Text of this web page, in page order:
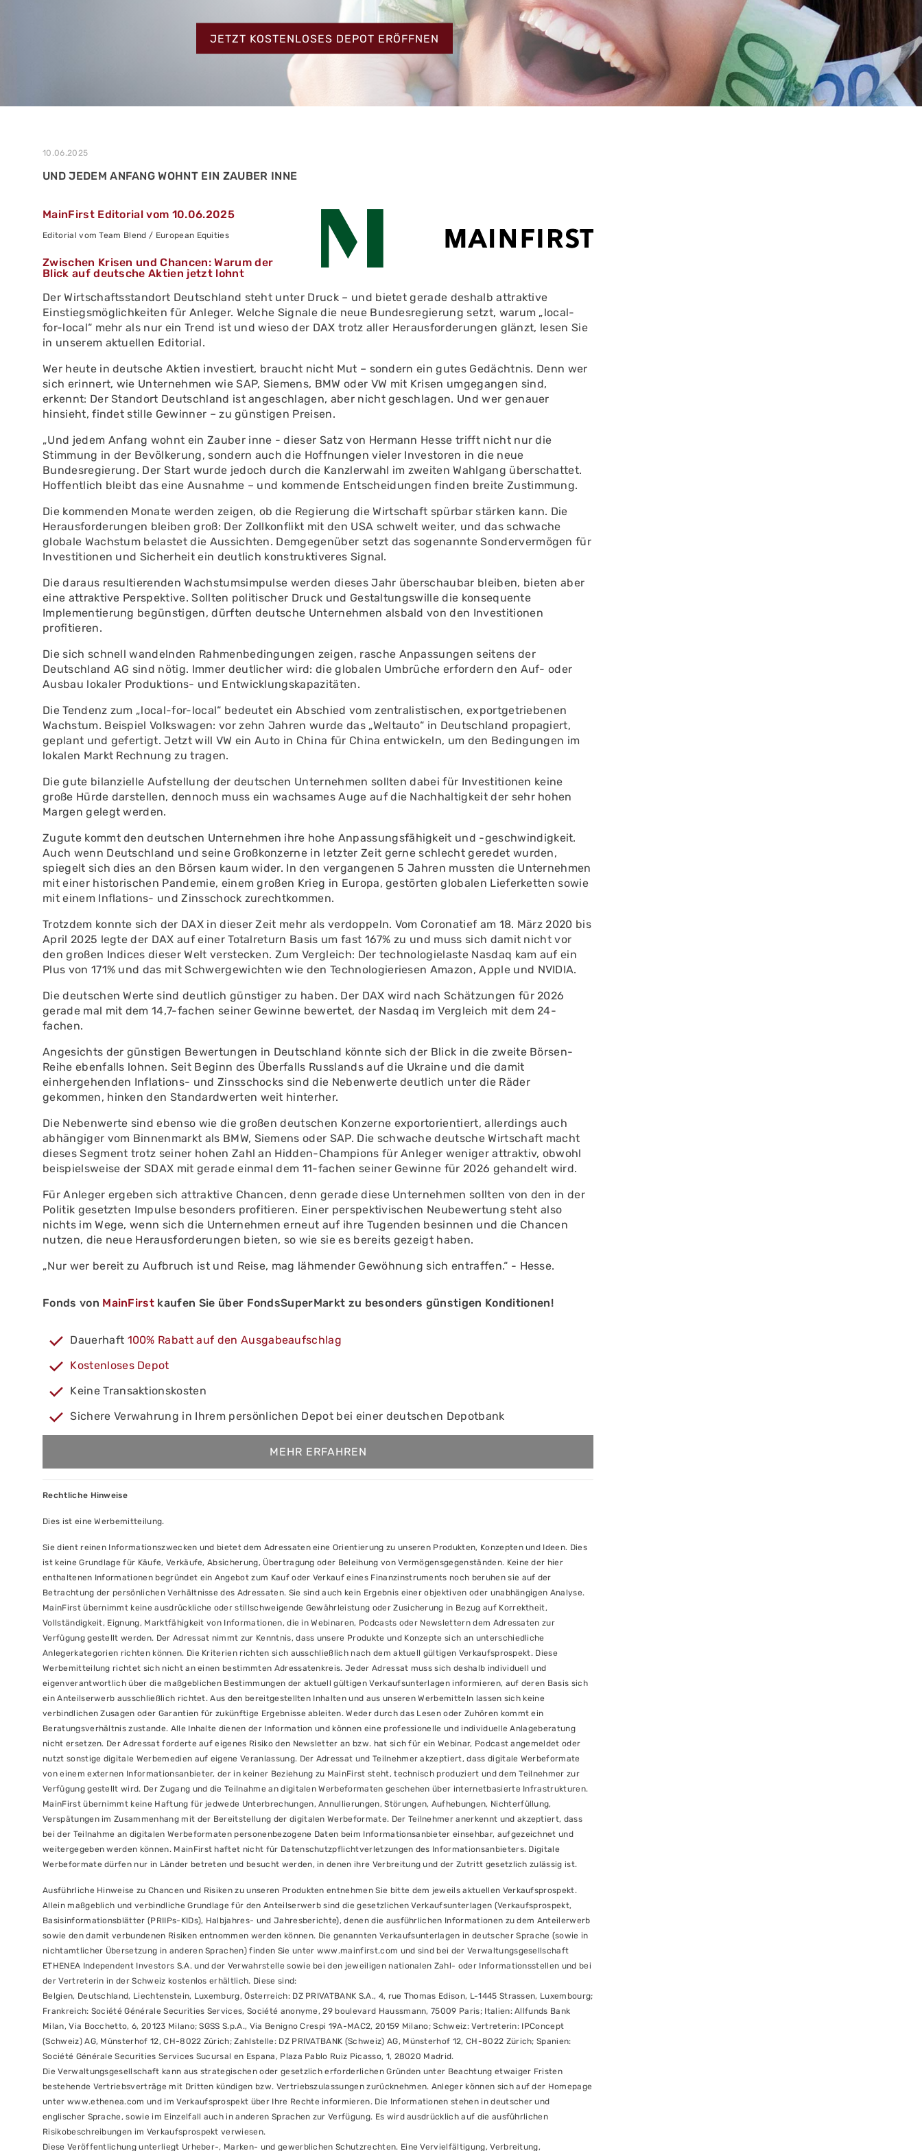
JETZT KOSTENLOSES DEPOT ERÖFFNEN
MEHR ERFAHREN
ZUM TESTBERICHT
MEHR ERFAHREN
10.06.2025
UND JEDEM ANFANG WOHNT EIN ZAUBER INNE
MainFirst Editorial vom 10.06.2025
Editorial vom Team Blend / European Equities
Zwischen Krisen und Chancen: Warum der
Blick auf deutsche Aktien jetzt lohnt
Der Wirtschaftsstandort Deutschland steht unter Druck – und bietet gerade deshalb attraktive
Einstiegsmöglichkeiten für Anleger. Welche Signale die neue Bundesregierung setzt, warum „local-
for-local“ mehr als nur ein Trend ist und wieso der DAX trotz aller Herausforderungen glänzt, lesen Sie
in unserem aktuellen Editorial.
Wer heute in deutsche Aktien investiert, braucht nicht Mut – sondern ein gutes Gedächtnis. Denn wer
sich erinnert, wie Unternehmen wie SAP, Siemens, BMW oder VW mit Krisen umgegangen sind,
erkennt: Der Standort Deutschland ist angeschlagen, aber nicht geschlagen. Und wer genauer
hinsieht, findet stille Gewinner – zu günstigen Preisen.
„Und jedem Anfang wohnt ein Zauber inne - dieser Satz von Hermann Hesse trifft nicht nur die
Stimmung in der Bevölkerung, sondern auch die Hoffnungen vieler Investoren in die neue
Bundesregierung. Der Start wurde jedoch durch die Kanzlerwahl im zweiten Wahlgang überschattet.
Hoffentlich bleibt das eine Ausnahme – und kommende Entscheidungen finden breite Zustimmung.
Die kommenden Monate werden zeigen, ob die Regierung die Wirtschaft spürbar stärken kann. Die
Herausforderungen bleiben groß: Der Zollkonflikt mit den USA schwelt weiter, und das schwache
globale Wachstum belastet die Aussichten. Demgegenüber setzt das sogenannte Sondervermögen für
Investitionen und Sicherheit ein deutlich konstruktiveres Signal.
Die daraus resultierenden Wachstumsimpulse werden dieses Jahr überschaubar bleiben, bieten aber
eine attraktive Perspektive. Sollten politischer Druck und Gestaltungswille die konsequente
Implementierung begünstigen, dürften deutsche Unternehmen alsbald von den Investitionen
profitieren.
Die sich schnell wandelnden Rahmenbedingungen zeigen, rasche Anpassungen seitens der
Deutschland AG sind nötig. Immer deutlicher wird: die globalen Umbrüche erfordern den Auf- oder
Ausbau lokaler Produktions- und Entwicklungskapazitäten.
Die Tendenz zum „local-for-local“ bedeutet ein Abschied vom zentralistischen, exportgetriebenen
Wachstum. Beispiel Volkswagen: vor zehn Jahren wurde das „Weltauto“ in Deutschland propagiert,
geplant und gefertigt. Jetzt will VW ein Auto in China für China entwickeln, um den Bedingungen im
lokalen Markt Rechnung zu tragen.
Die gute bilanzielle Aufstellung der deutschen Unternehmen sollten dabei für Investitionen keine
große Hürde darstellen, dennoch muss ein wachsames Auge auf die Nachhaltigkeit der sehr hohen
Margen gelegt werden.
Zugute kommt den deutschen Unternehmen ihre hohe Anpassungsfähigkeit und -geschwindigkeit.
Auch wenn Deutschland und seine Großkonzerne in letzter Zeit gerne schlecht geredet wurden,
spiegelt sich dies an den Börsen kaum wider. In den vergangenen 5 Jahren mussten die Unternehmen
mit einer historischen Pandemie, einem großen Krieg in Europa, gestörten globalen Lieferketten sowie
mit einem Inflations- und Zinsschock zurechtkommen.
Trotzdem konnte sich der DAX in dieser Zeit mehr als verdoppeln. Vom Coronatief am 18. März 2020 bis
April 2025 legte der DAX auf einer Totalreturn Basis um fast 167% zu und muss sich damit nicht vor
den großen Indices dieser Welt verstecken. Zum Vergleich: Der technologielaste Nasdaq kam auf ein
Plus von 171% und das mit Schwergewichten wie den Technologieriesen Amazon, Apple und NVIDIA.
Die deutschen Werte sind deutlich günstiger zu haben. Der DAX wird nach Schätzungen für 2026
gerade mal mit dem 14,7-fachen seiner Gewinne bewertet, der Nasdaq im Vergleich mit dem 24-
fachen.
Angesichts der günstigen Bewertungen in Deutschland könnte sich der Blick in die zweite Börsen-
Reihe ebenfalls lohnen. Seit Beginn des Überfalls Russlands auf die Ukraine und die damit
einhergehenden Inflations- und Zinsschocks sind die Nebenwerte deutlich unter die Räder
gekommen, hinken den Standardwerten weit hinterher.
Die Nebenwerte sind ebenso wie die großen deutschen Konzerne exportorientiert, allerdings auch
abhängiger vom Binnenmarkt als BMW, Siemens oder SAP. Die schwache deutsche Wirtschaft macht
dieses Segment trotz seiner hohen Zahl an Hidden-Champions für Anleger weniger attraktiv, obwohl
beispielsweise der SDAX mit gerade einmal dem 11-fachen seiner Gewinne für 2026 gehandelt wird.
Für Anleger ergeben sich attraktive Chancen, denn gerade diese Unternehmen sollten von den in der
Politik gesetzten Impulse besonders profitieren. Einer perspektivischen Neubewertung steht also
nichts im Wege, wenn sich die Unternehmen erneut auf ihre Tugenden besinnen und die Chancen
nutzen, die neue Herausforderungen bieten, so wie sie es bereits gezeigt haben.
„Nur wer bereit zu Aufbruch ist und Reise, mag lähmender Gewöhnung sich entraffen.“ - Hesse.
Fonds von MainFirst kaufen Sie über FondsSuperMarkt zu besonders günstigen Konditionen!
Dauerhaft 100% Rabatt auf den Ausgabeaufschlag
Kostenloses Depot
Keine Transaktionskosten
Sichere Verwahrung in Ihrem persönlichen Depot bei einer deutschen Depotbank
MEHR ERFAHREN
Rechtliche Hinweise
Dies ist eine Werbemitteilung.
Sie dient reinen Informationszwecken und bietet dem Adressaten eine Orientierung zu unseren Produkten, Konzepten und Ideen. Dies
ist keine Grundlage für Käufe, Verkäufe, Absicherung, Übertragung oder Beleihung von Vermögensgegenständen. Keine der hier
enthaltenen Informationen begründet ein Angebot zum Kauf oder Verkauf eines Finanzinstruments noch beruhen sie auf der
Betrachtung der persönlichen Verhältnisse des Adressaten. Sie sind auch kein Ergebnis einer objektiven oder unabhängigen Analyse.
MainFirst übernimmt keine ausdrückliche oder stillschweigende Gewährleistung oder Zusicherung in Bezug auf Korrektheit,
Vollständigkeit, Eignung, Marktfähigkeit von Informationen, die in Webinaren, Podcasts oder Newslettern dem Adressaten zur
Verfügung gestellt werden. Der Adressat nimmt zur Kenntnis, dass unsere Produkte und Konzepte sich an unterschiedliche
Anlegerkategorien richten können. Die Kriterien richten sich ausschließlich nach dem aktuell gültigen Verkaufsprospekt. Diese
Werbemitteilung richtet sich nicht an einen bestimmten Adressatenkreis. Jeder Adressat muss sich deshalb individuell und
eigenverantwortlich über die maßgeblichen Bestimmungen der aktuell gültigen Verkaufsunterlagen informieren, auf deren Basis sich
ein Anteilserwerb ausschließlich richtet. Aus den bereitgestellten Inhalten und aus unseren Werbemitteln lassen sich keine
verbindlichen Zusagen oder Garantien für zukünftige Ergebnisse ableiten. Weder durch das Lesen oder Zuhören kommt ein
Beratungsverhältnis zustande. Alle Inhalte dienen der Information und können eine professionelle und individuelle Anlageberatung
nicht ersetzen. Der Adressat forderte auf eigenes Risiko den Newsletter an bzw. hat sich für ein Webinar, Podcast angemeldet oder
nutzt sonstige digitale Werbemedien auf eigene Veranlassung. Der Adressat und Teilnehmer akzeptiert, dass digitale Werbeformate
von einem externen Informationsanbieter, der in keiner Beziehung zu MainFirst steht, technisch produziert und dem Teilnehmer zur
Verfügung gestellt wird. Der Zugang und die Teilnahme an digitalen Werbeformaten geschehen über internetbasierte Infrastrukturen.
MainFirst übernimmt keine Haftung für jedwede Unterbrechungen, Annullierungen, Störungen, Aufhebungen, Nichterfüllung,
Verspätungen im Zusammenhang mit der Bereitstellung der digitalen Werbeformate. Der Teilnehmer anerkennt und akzeptiert, dass
bei der Teilnahme an digitalen Werbeformaten personenbezogene Daten beim Informationsanbieter einsehbar, aufgezeichnet und
weitergegeben werden können. MainFirst haftet nicht für Datenschutzpflichtverletzungen des Informationsanbieters. Digitale
Werbeformate dürfen nur in Länder betreten und besucht werden, in denen ihre Verbreitung und der Zutritt gesetzlich zulässig ist.
Ausführliche Hinweise zu Chancen und Risiken zu unseren Produkten entnehmen Sie bitte dem jeweils aktuellen Verkaufsprospekt.
Allein maßgeblich und verbindliche Grundlage für den Anteilserwerb sind die gesetzlichen Verkaufsunterlagen (Verkaufsprospekt,
Basisinformationsblätter (PRIIPs-KIDs), Halbjahres- und Jahresberichte), denen die ausführlichen Informationen zu dem Anteilerwerb
sowie den damit verbundenen Risiken entnommen werden können. Die genannten Verkaufsunterlagen in deutscher Sprache (sowie in
nichtamtlicher Übersetzung in anderen Sprachen) finden Sie unter www.mainfirst.com und sind bei der Verwaltungsgesellschaft
ETHENEA Independent Investors S.A. und der Verwahrstelle sowie bei den jeweiligen nationalen Zahl- oder Informationsstellen und bei
der Vertreterin in der Schweiz kostenlos erhältlich. Diese sind:
Belgien, Deutschland, Liechtenstein, Luxemburg, Österreich: DZ PRIVATBANK S.A., 4, rue Thomas Edison, L-1445 Strassen, Luxembourg;
Frankreich: Société Générale Securities Services, Société anonyme, 29 boulevard Haussmann, 75009 Paris; Italien: Allfunds Bank
Milan, Via Bocchetto, 6, 20123 Milano; SGSS S.p.A., Via Benigno Crespi 19A-MAC2, 20159 Milano; Schweiz: Vertreterin: IPConcept
(Schweiz) AG, Münsterhof 12, CH-8022 Zürich; Zahlstelle: DZ PRIVATBANK (Schweiz) AG, Münsterhof 12, CH-8022 Zürich; Spanien:
Société Générale Securities Services Sucursal en Espana, Plaza Pablo Ruiz Picasso, 1, 28020 Madrid.
Die Verwaltungsgesellschaft kann aus strategischen oder gesetzlich erforderlichen Gründen unter Beachtung etwaiger Fristen
bestehende Vertriebsverträge mit Dritten kündigen bzw. Vertriebszulassungen zurücknehmen. Anleger können sich auf der Homepage
unter www.ethenea.com und im Verkaufsprospekt über Ihre Rechte informieren. Die Informationen stehen in deutscher und
englischer Sprache, sowie im Einzelfall auch in anderen Sprachen zur Verfügung. Es wird ausdrücklich auf die ausführlichen
Risikobeschreibungen im Verkaufsprospekt verwiesen.
Diese Veröffentlichung unterliegt Urheber-, Marken- und gewerblichen Schutzrechten. Eine Vervielfältigung, Verbreitung,